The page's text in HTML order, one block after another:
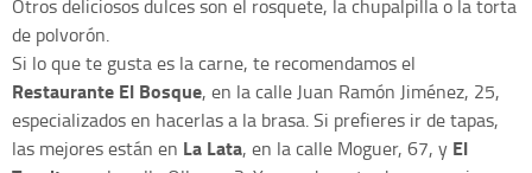
Otros deliciosos dulces son el rosquete, la chupalpilla o la torta
de polvorón.
Si lo que te gusta es la carne, te recomendamos el
Restaurante El Bosque, en la calle Juan Ramón Jiménez, 25,
especializados en hacerlas a la brasa. Si prefieres ir de tapas,
las mejores están en La Lata, en la calle Moguer, 67, y El